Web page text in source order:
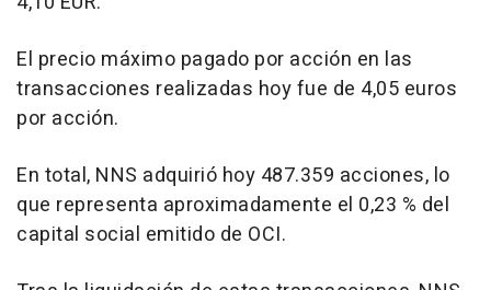
El precio máximo pagado por acción en las
transacciones realizadas hoy fue de 4,05 euros
por acción.
En total, NNS adquirió hoy 487.359 acciones, lo
que representa aproximadamente el 0,23 % del
capital social emitido de OCI.